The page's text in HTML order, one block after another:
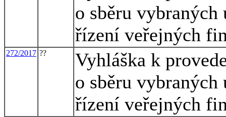
o sběru
řízení veřejných
272/2017 ??
Vyhláška k
o sběru
řízení veřejných